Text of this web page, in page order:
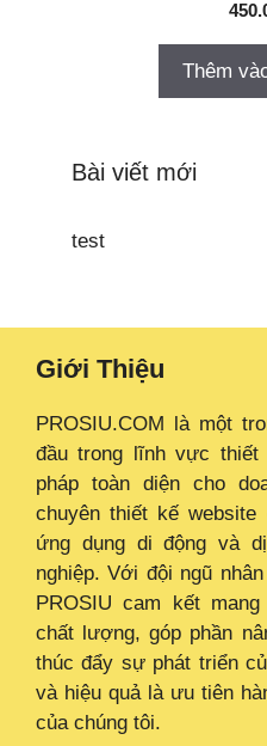
Thêm
Bài viết mới
test
Giới Thiệu
PROSIU.COM là một
đầu trong lĩnh vực
pháp toàn diện cho
chuyên thiết kế website
ứng dụng di động và
nghiệp. Với đội ngũ
PROSIU cam kết
chất lượng, góp phần
thúc đẩy sự phát triển
và hiệu quả là ưu tiên
của chúng tôi.